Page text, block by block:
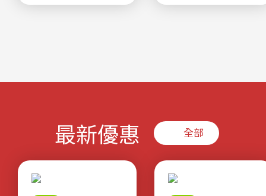
最新優惠 全部